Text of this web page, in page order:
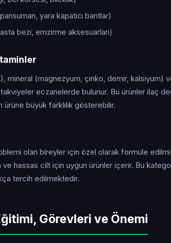
yara kapatıcı bantlar)
bezi, emzirme aksesuarları)
mineral (magnezyum, çinko, demir, kalsiyum)
eczanelerde bulunur. Bu ürünler ilaç
büyük farklılık gösterebilir.
olan bireyler için özel olarak formüle
hassas cilt için uygun ürünler içerir. Bu
tercih edilmektedir.
Görevleri ve Önemi